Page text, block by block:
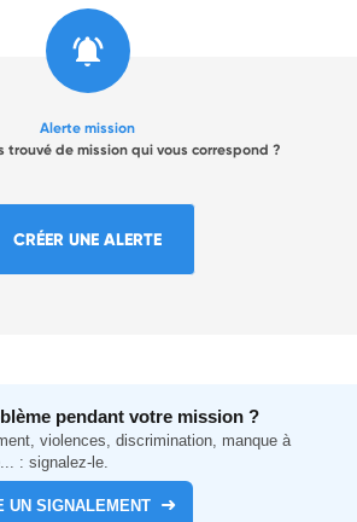
Alerte mission
trouvé de mission qui vous correspond ?
CRÉER UNE ALERTE
pendant votre mission ?
violences, discrimination, manque à
: signalez-le.
UN SIGNALEMENT